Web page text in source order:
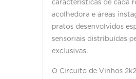
características de cada
acolhedora e áreas
pratos desenvolvidos
sensoriais distribuídas
exclusivas.
O Circuito de Vinhos